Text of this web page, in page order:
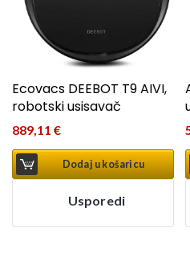
Ecovacs DEEBOT T9 AIVI,
robotski usisavač
889,11 €
Dodaj u košaricu
Usporedi